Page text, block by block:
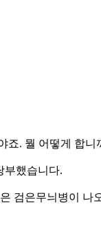
. 뭘 어떻게 합
부했습니다.
검은무늬병이 나